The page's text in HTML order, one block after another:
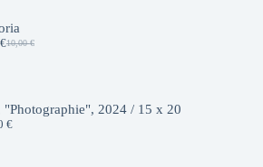
10,00 €.
7,00 €.
10,00€
Le
10,00 €.
€Le
7,00 €.
"Photographie", 2024 / 15 x 20
€